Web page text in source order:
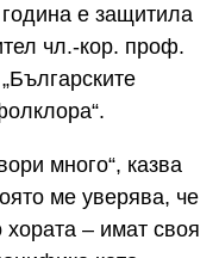
е защитила
чл.-кор. проф.
много“, казва
ме уверява, че
– имат своя